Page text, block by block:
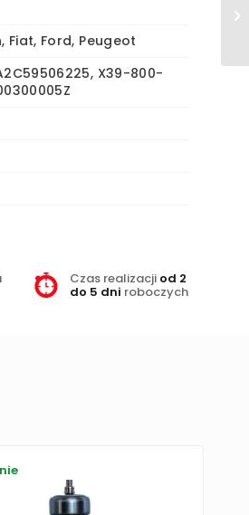
Fiat, Ford, Peugeot
X39-800-
Czas realizacji od 2
do 5 dni roboczych